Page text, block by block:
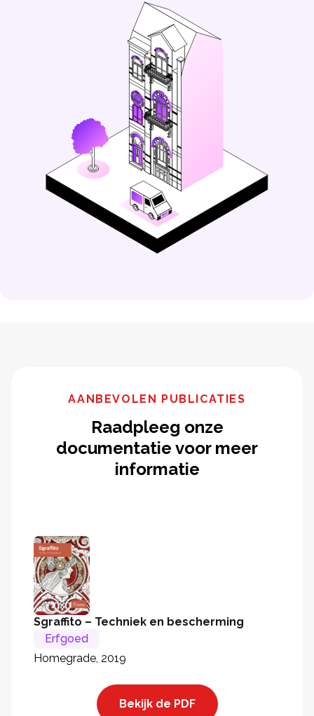
AANBEVOLEN PUBLICATIES
Raadpleeg onze
documentatie voor meer
informatie
Sgraffito – Techniek en bescherming
Erfgoed
Homegrade, 2019
Bekijk de PDF